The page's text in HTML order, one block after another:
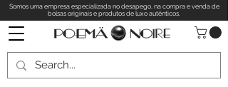
Somos uma empresa especializada no desapego, na compra e venda de
bolsas originais e produtos de luxo autênticos.